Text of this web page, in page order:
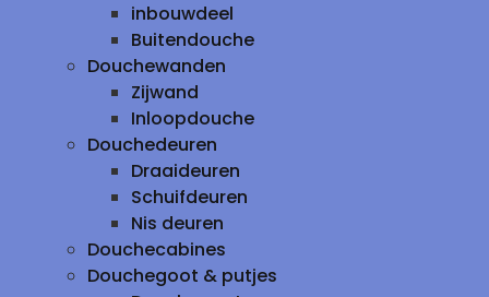
inbouwdeel
Buitendouche
Douchewanden
Zijwand
Inloopdouche
Douchedeuren
Draaideuren
Schuifdeuren
Nis deuren
Douchecabines
Douchegoot & putjes